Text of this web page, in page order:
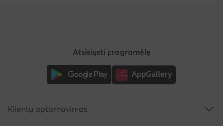
Atsisiųsti programėlę
Klientų aptarnavimas